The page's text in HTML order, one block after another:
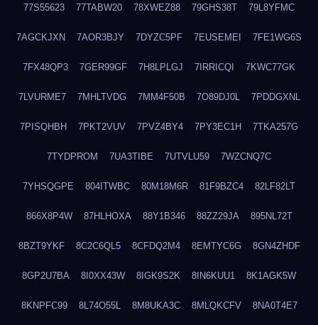
77S55623 77TABW20 78XWEZ88 79GHS38T 79L8YFMC
7AGCKJXN 7AOR3BJY 7DYZC5PF 7EUSEMEI 7FE1WG6S
7FX48QP3 7GER99GF 7H8LPLGJ 7IRRICQI 7KWC77GK
7LVURME7 7MHLTVDG 7MM4F50B 7O89DJ0L 7PDDGXNL
7PISQHBH 7PKT2VUV 7PVZ4BY4 7PY3EC1H 7TKA257G
7TYDPROM 7UA3TIBE 7UTVLU59 7WZCNQ7C
7YHSQGPE 804ITWBC 80M18M6R 81F9BZC4 82LF82LT
866X8P4W 87HLHOXA 88Y1B346 88ZZ29JA 895NL72T
8BZT9YKF 8C2C6QL5 8CFDQ2M4 8EMTYC6G 8GN4ZHDF
8GP2U7BA 8I0XX43W 8IGK9S2K 8IN6KUU1 8K1AGK5W
8KNPFC99 8L74O55L 8M8UKA3C 8MLQKCFV 8NA0T4E7